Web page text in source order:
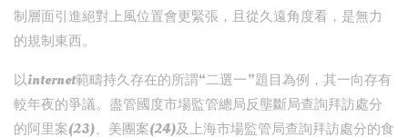
制層面引進絕對上風位置會更緊張，且從久遠角度看，是無力
的規制東西。
以internet範疇持久存在的所謂“二選一”題目為例，其一向存有
較年夜的爭議。盡管國度市場監管總局反壟斷局查詢拜訪處分
的阿里案(23)、美團案(24)及上海市場監管局查詢拜訪處分的食